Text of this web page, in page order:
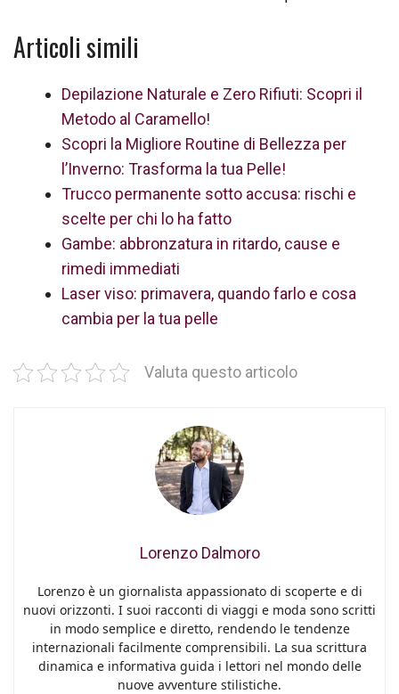
Articoli simili
Depilazione Naturale e Zero Rifiuti: Scopri il
Metodo al Caramello!
Scopri la Migliore Routine di Bellezza per
l’Inverno: Trasforma la tua Pelle!
Trucco permanente sotto accusa: rischi e
scelte per chi lo ha fatto
Gambe: abbronzatura in ritardo, cause e
rimedi immediati
Laser viso: primavera, quando farlo e cosa
cambia per la tua pelle
Valuta questo articolo
Lorenzo Dalmoro
Lorenzo è un giornalista appassionato di scoperte e di
nuovi orizzonti. I suoi racconti di viaggi e moda sono scritti
in modo semplice e diretto, rendendo le tendenze
internazionali facilmente comprensibili. La sua scrittura
dinamica e informativa guida i lettori nel mondo delle
nuove avventure stilistiche.